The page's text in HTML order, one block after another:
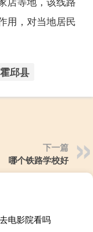
用，对当地居民
霍邱县
下一篇
哪个铁路学校好
电影院看吗